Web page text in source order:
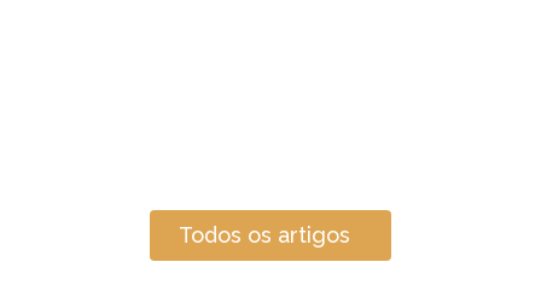
Todos os artigos